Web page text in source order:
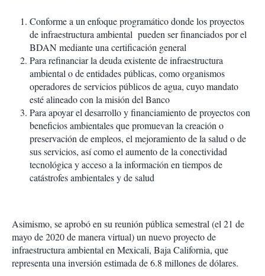
Conforme a un enfoque programático donde los proyectos
de infraestructura ambiental pueden ser financiados por el
BDAN mediante una certificación general
Para refinanciar la deuda existente de infraestructura
ambiental o de entidades públicas, como organismos
operadores de servicios públicos de agua, cuyo mandato
esté alineado con la misión del Banco
Para apoyar el desarrollo y financiamiento de proyectos con
beneficios ambientales que promuevan la creación o
preservación de empleos, el mejoramiento de la salud o de
sus servicios, así como el aumento de la conectividad
tecnológica y acceso a la información en tiempos de
catástrofes ambientales y de salud
Asimismo, se aprobó en su reunión pública semestral (el 21 de
mayo de 2020 de manera virtual) un nuevo proyecto de
infraestructura ambiental en Mexicali, Baja California, que
representa una inversión estimada de 6.8 millones de dólares.